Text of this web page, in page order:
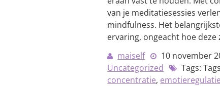
van je meditatiesessies
mindfulness. Het
ervaring, ongeacht hoe
maiself
10 november
Uncategorized
Tags:
concentratie, emotieregulatie